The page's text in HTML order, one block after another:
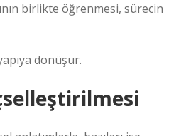
birlikte öğrenmesi, sürecin
dönüşür.